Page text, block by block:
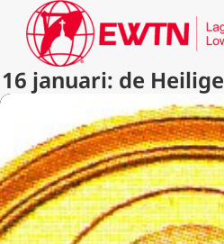
16 januari: de